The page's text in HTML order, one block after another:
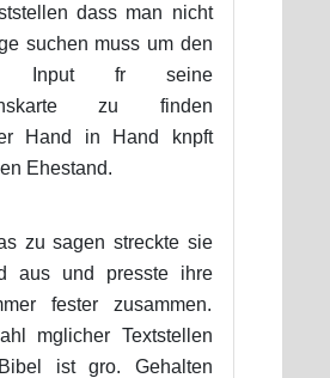
dass man nicht
suchen muss um den
Input fr seine
zu finden
Hand in Hand knpft
Ehestand.
zu sagen streckte sie
aus und presste ihre
fester zusammen.
mglicher Textstellen
ist gro. Gehalten